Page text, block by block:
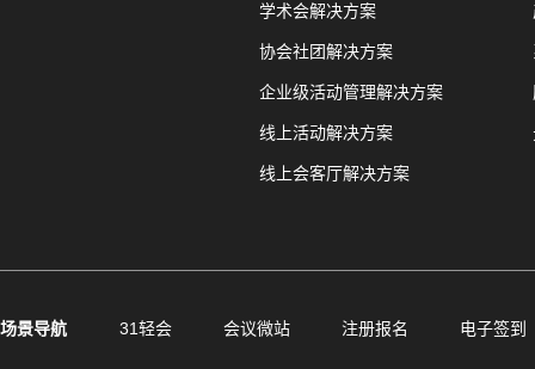
学术会解决方案
协会社团解决方案
企业级活动管理解决方案
线上活动解决方案
线上会客厅解决方案
场景导航 31轻会 会议微站 注册报名 电子签到